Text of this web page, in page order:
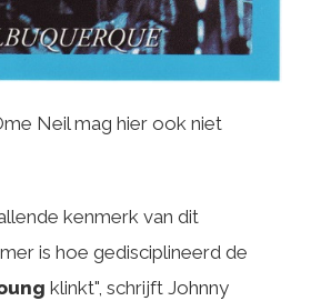
Neil mag hier ook niet
kenmerk van dit
is hoe gedisciplineerd de
klinkt", schrijft Johnny